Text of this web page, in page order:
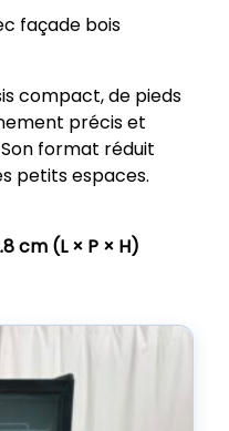
façade bois
compact, de pieds
précis et
format réduit
petits espaces.
cm (L × P × H)